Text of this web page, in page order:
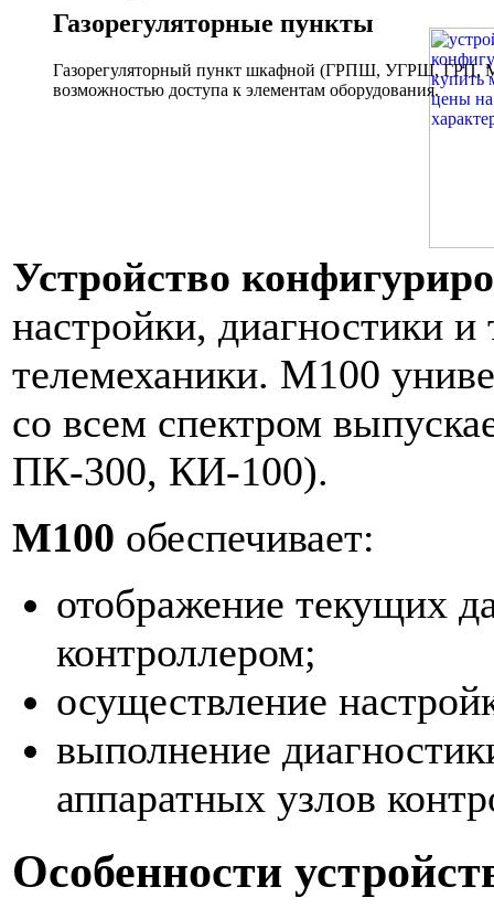
Газорегуляторные пункты
Газорегуляторный пункт шкафной (ГРПШ, УГРШ, ГРП,
возможностью доступа к элементам оборудования.
Устройство
настройки, диагностики и
телемеханики. М100
со всем спектром
ПК-300, КИ-100).
М100 обеспечивает:
отображение текущих
контроллером;
осуществление
выполнение
аппаратных узлов
Особенности